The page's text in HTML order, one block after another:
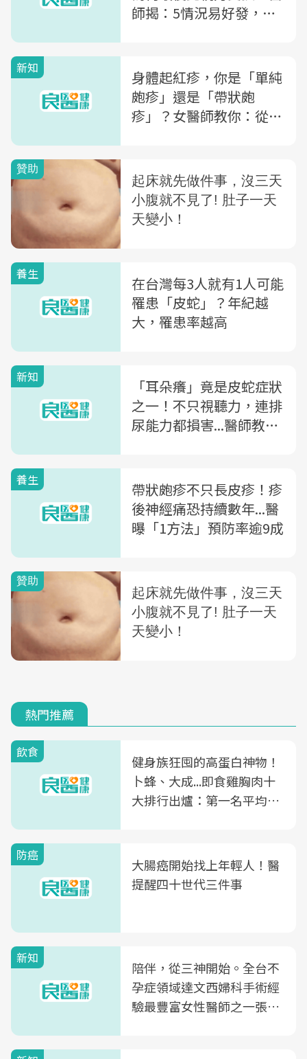
師揭：5情況易好發，小
新知
身體起紅疹，你是「單純
皰疹」還是「帶狀皰
疹」？女醫師教你：從症
養生
在台灣每3人就有1人可能
罹患「皮蛇」？年紀越
大，罹患率越高
新知
「耳朵癢」竟是皮蛇症狀
之一！不只視聽力，連排
尿能力都損害...醫師教
養生
帶狀皰疹不只長皮疹！疹
後神經痛恐持續數年...醫
曝「1方法」預防率逾9成
熱門推薦
飲食
健身族狂囤的高蛋白神物！
卜蜂、大成...即食雞胸肉十
大排行出爐：第一名平均一
防癌
大腸癌開始找上年輕人！醫
提醒四十世代三件事
新知
陪伴，從三神開始。全台不
孕症領域達文西婦科手術經
驗最豐富女性醫師之一張永